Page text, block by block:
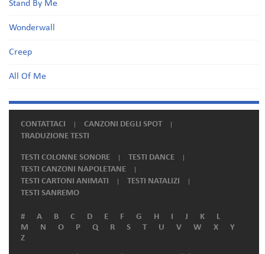
Stand By Me
Wonderwall
Creep
All Of Me
CONTATTACI
CANZONI DEGLI SPOT
TRADUZIONE TESTI
TESTI COLONNE SONORE
TESTI DANCE
TESTI CANZONI NAPOLETANE
TESTI CARTONI ANIMATI
TESTI NATALIZI
TESTI SANREMO
# A B C D E F G H I J K
L
M
N O P Q R S T U V W X
Y
Z